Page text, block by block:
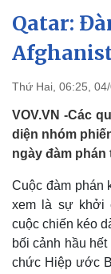
Chính trị
Đảng
Tổ chức nhân sự
Nhận diện sự thật
Qatar:
Thứ Hai, 06:25,
VOV.VN -Các
diện nhóm
ngày đàm phán
Cuộc đàm phán
xem là sự khởi
cuộc chiến kéo
bối cảnh hầu
chức Hiệp ước